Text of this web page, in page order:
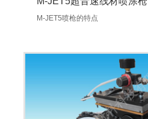
M-JET5喷枪的特点